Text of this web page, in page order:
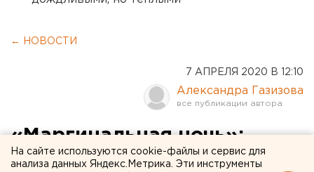
← НОВОСТИ
7 АПРЕЛЯ 2020 В 12:10
Александра Газизова
«Маргинальная ночь»:
культурный Екатеринбург
На сайте используются cookie-файлы и сервис для
анализа данных Яндекс.Метрика. Эти инструменты